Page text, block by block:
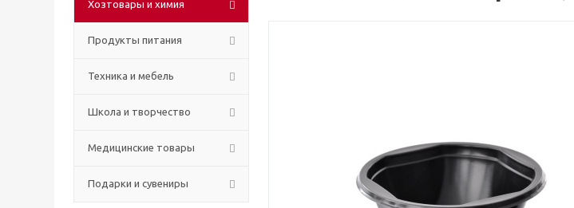
Хозтовары и химия
Продукты питания
Техника и мебель
Школа и творчество
Медицинские товары
Подарки и сувениры